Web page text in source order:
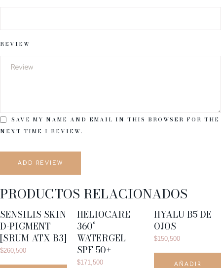
REVIEW
SAVE MY NAME AND EMAIL IN THIS BROWSER FOR THE
NEXT TIME I REVIEW.
ADD REVIEW
PRODUCTOS RELACIONADOS
SENSILIS SKIN
D-PIGMENT
[SRUM ATX B3]
$260,500
HELIOCARE
360°
WATERGEL
SPF 50+
$171,500
HYALU B5 DE
OJOS
$150,500
AÑADIR